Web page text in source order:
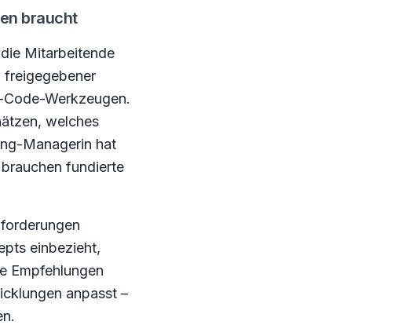
braucht
Mitarbeitende
freigegebener
Werkzeugen.
welches
Managerin hat
fundierte
einbezieht,
Empfehlungen
anpasst –